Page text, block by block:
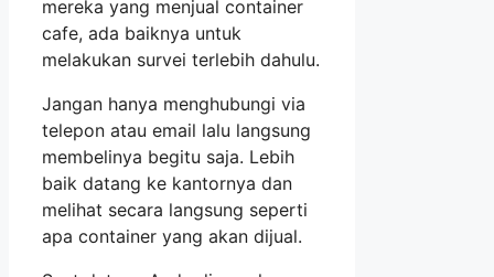
mereka yang menjual container
cafe, ada baiknya untuk
melakukan survei terlebih dahulu.
Jangan hanya menghubungi via
telepon atau email lalu langsung
membelinya begitu saja. Lebih
baik datang ke kantornya dan
melihat secara langsung seperti
apa container yang akan dijual.